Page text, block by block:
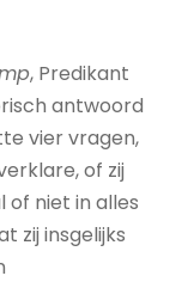
, Predikant
antwoord
vier vragen,
of zij
of niet in alles
zij insgelijks